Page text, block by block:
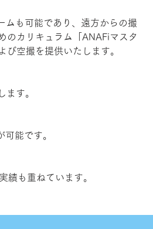
ムも可能であり、遠方からの撮
のカリキュラム「ANAFiマスタ
空撮を提供いたします。
ます。
能です。
績も重ねています。